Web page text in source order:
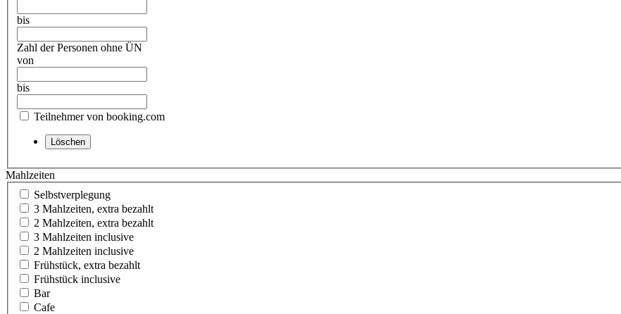
bis
Zahl der Personen ohne ÜN
von
bis
Teilnehmer von booking.com
Mahlzeiten
Selbstverplegung
3 Mahlzeiten, extra bezahlt
2 Mahlzeiten, extra bezahlt
3 Mahlzeiten inclusive
2 Mahlzeiten inclusive
Frühstück, extra bezahlt
Frühstück inclusive
Bar
Cafe